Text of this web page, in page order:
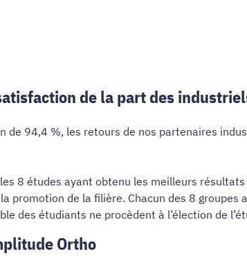
de la part des
de 94,4 %, les retours de nos partenaires
8 études ayant obtenu les meilleurs
promotion de la filière. Chacun des 8
des étudiants ne procèdent à l’élection de
Ortho